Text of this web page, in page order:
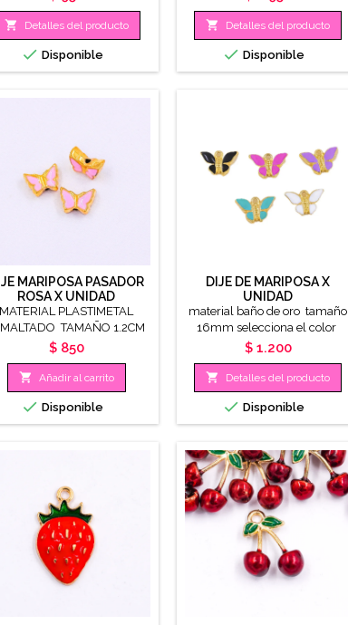
 Detalles del producto
 Disponible
 Detalles del producto
 Disponible
MARIPOSA PASADOR
ROSA X UNIDAD
MATERIAL PLASTIMETAL
TAMAÑO 1.2CM
Precio
$ 850
 Añadir al carrito
 Disponible
DIJE DE MARIPOSA X
UNIDAD
material baño de oro tamaño
16mm selecciona el color
Precio
$ 1.200
 Detalles del producto
 Disponible